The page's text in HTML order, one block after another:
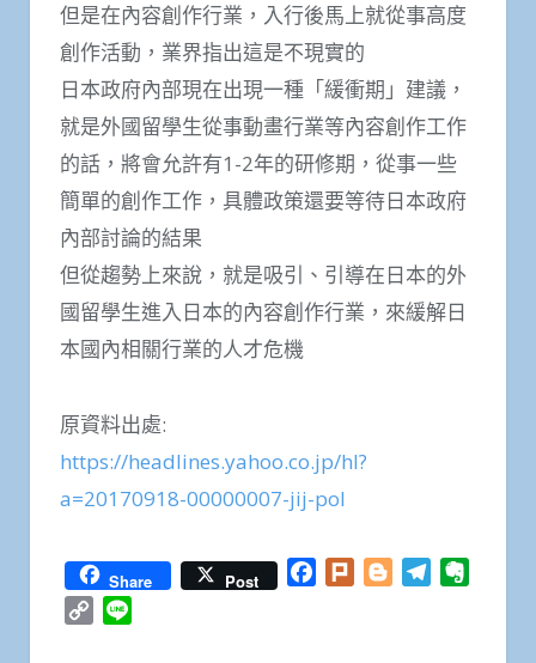
但是在內容創作行業，入行後馬上就從事高度
創作活動，業界指出這是不現實的
日本政府內部現在出現一種「緩衝期」建議，
就是外國留學生從事動畫行業等內容創作工作
的話，將會允許有1-2年的研修期，從事一些
簡單的創作工作，具體政策還要等待日本政府
內部討論的結果
但從趨勢上來說，就是吸引、引導在日本的外
國留學生進入日本的內容創作行業，來緩解日
本國內相關行業的人才危機
原資料出處:
https://headlines.yahoo.co.jp/hl?
a=20170918-00000007-jij-pol
Share Post Facebook
Plurk BloggerTelegram
Copy